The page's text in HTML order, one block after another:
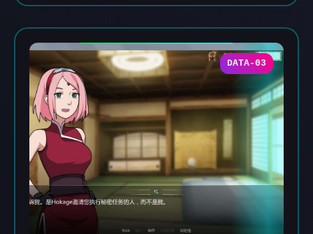
DATA-03